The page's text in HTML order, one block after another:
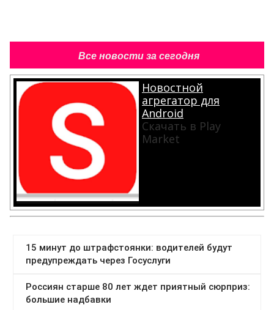
Все новости за сегодня
Новостной
агрегатор для
Android
Скачать в Play
Market